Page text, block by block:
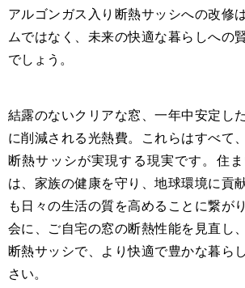
アルゴンガス入り断熱サッシへの改修
ムではなく、未来の快適な暮らしへの
でしょう。
結露のないクリアな窓、一年中安定し
に削減される光熱費。これらはすべて
断熱サッシが実現する現実です。住
は、家族の健康を守り、地球環境に貢
も日々の生活の質を高めることに繋が
会に、ご自宅の窓の断熱性能を見直し
断熱サッシで、より快適で豊かな暮ら
さい。